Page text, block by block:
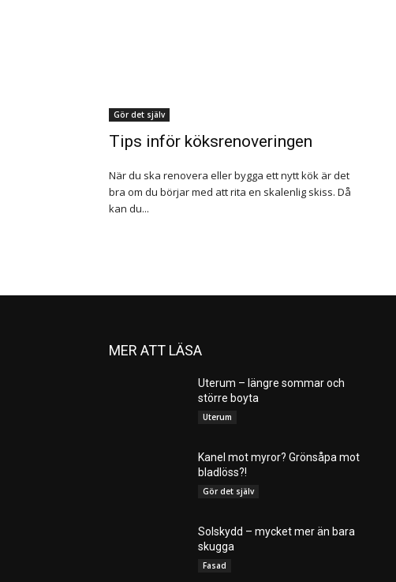
Gör det själv
Tips inför köksrenoveringen
När du ska renovera eller bygga ett nytt kök är det
bra om du börjar med att rita en skalenlig skiss. Då
kan du...
MER ATT LÄSA
Uterum – längre sommar och
större boyta
Uterum
Kanel mot myror? Grönsåpa mot
bladlöss?!
Gör det själv
Solskydd – mycket mer än bara
skugga
Fasad